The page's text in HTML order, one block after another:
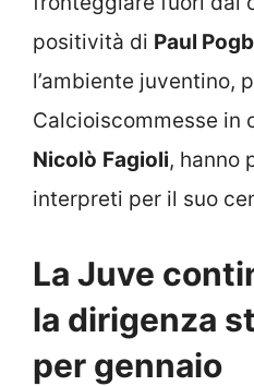
positività di Paul
l’ambiente juventino,
Calcioiscommesse in
Nicolò Fagioli, hanno
interpreti per il suo
La Juve
la dirigenza
per gennaio